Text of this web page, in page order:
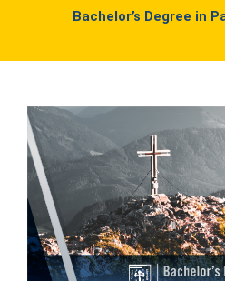
Bachelor’s Degree in